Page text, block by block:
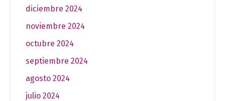
diciembre 2024
noviembre 2024
octubre 2024
septiembre 2024
agosto 2024
julio 2024